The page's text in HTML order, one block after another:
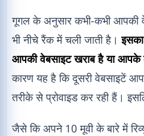
गूगल के अनुसार कभी-कभी आपकी
भी नीचे रैंक में चली जाती है।
आपकी वेबसाइट खराब है या आपके
कारण यह है कि दूसरी वेबसाइटें
तरीके से प्रोवाइड कर रही हैं।
जैसे कि अपने 10 मूवी के बारे में